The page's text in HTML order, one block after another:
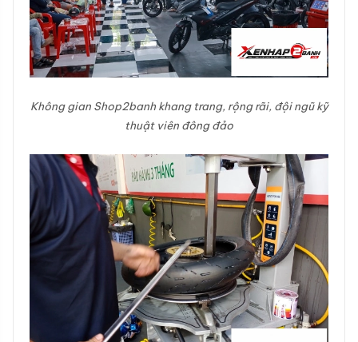
Không gian Shop2banh khang trang, rộng rãi, đội ngũ kỹ
thuật viên đông đảo